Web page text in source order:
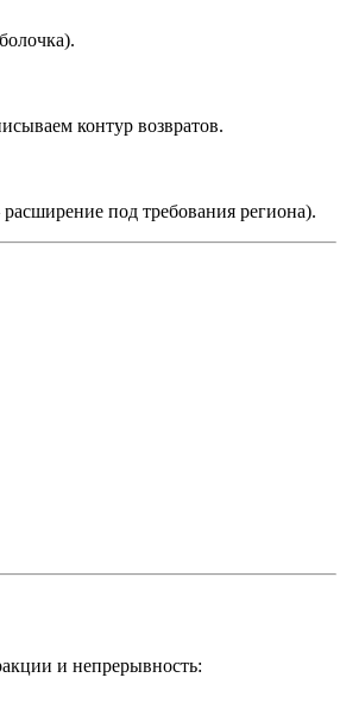
контур возвратов.
под требования региона).
и непрерывность: